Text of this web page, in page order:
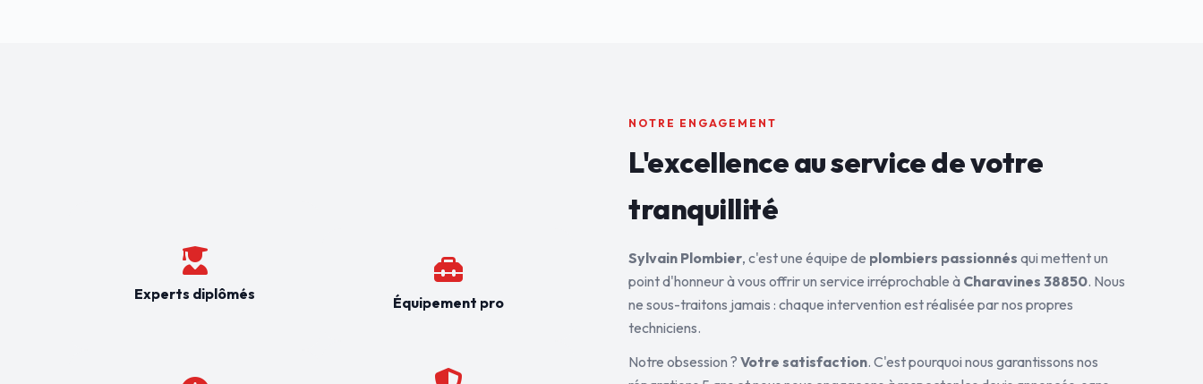
Experts diplômés Équipement pro
NOTRE ENGAGEMENT
L'excellence au service devotre
tranquillité
Sylvain Plombier, c'est une équipe de plombiers passionnés qui mettent un
point d'honneur à vous offrir un service irréprochable à Charavines 38850. Nous
ne sous-traitons jamais : chaque intervention est réalisée par nos propres
techniciens.
Notre obsession ? Votre satisfaction. C'est pourquoi nous garantissons nos